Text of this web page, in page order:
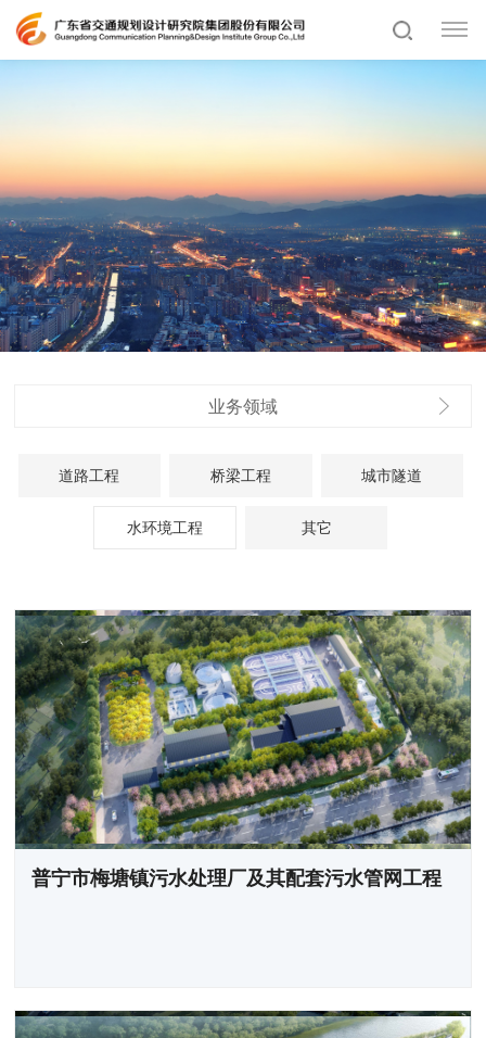
业务领域
道路工程 桥梁工程 城市隧道
水环境工程 其它
普宁市梅塘镇污水处理厂及其配套污水管网工程